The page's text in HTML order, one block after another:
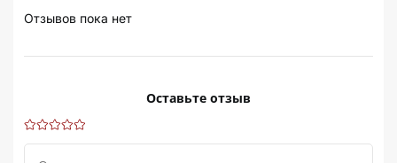
Отзывов пока нет
Оставьте отзыв